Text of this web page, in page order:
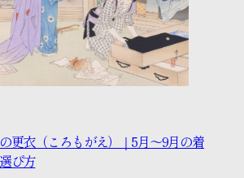
更衣（ころもがえ）｜5月〜9月の着
び方